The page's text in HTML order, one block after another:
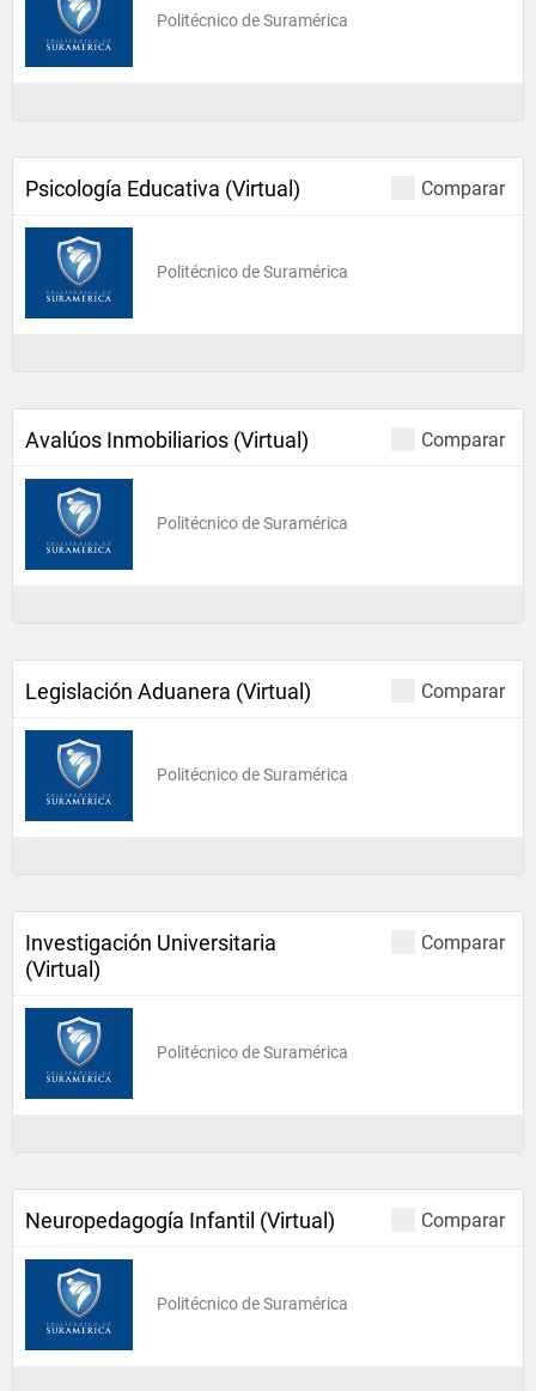
Politécnico de Suramérica
Comparar
Psicología Educativa (Virtual)
Politécnico de Suramérica
Comparar
Avalúos Inmobiliarios (Virtual)
Politécnico de Suramérica
Comparar
Legislación Aduanera (Virtual)
Politécnico de Suramérica
Comparar
Investigación Universitaria
(Virtual)
Politécnico de Suramérica
Comparar
Neuropedagogía Infantil (Virtual)
Politécnico de Suramérica